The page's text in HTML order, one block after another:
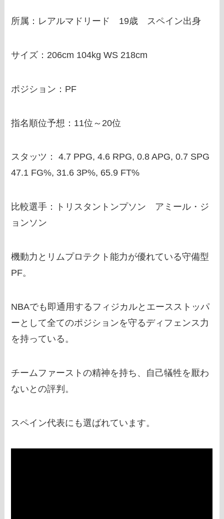
所属：レアルマドリード 19歳 スペイン出身
サイズ：206cm 104kg WS 218cm
ポジション：PF
指名順位予想：11位～20位
スタッツ：4.7 PPG, 4.6 RPG, 0.8 APG, 0.7 SPG
47.1 FG%, 31.6 3P%, 65.9 FT%
比較選手：トリスタントンプソン アミール・ジ
ョンソン
機動力とリムプロテクト能力が優れている守備型
PF。
NBAでも即通用するフィジカルとエースストッパ
ーとして全てのポジションを守るディフェンス力
を持っている。
チームファーストの精神を持ち、自己犠牲を厭わ
ないとの評判。
スペイン代表にも選ばれています。